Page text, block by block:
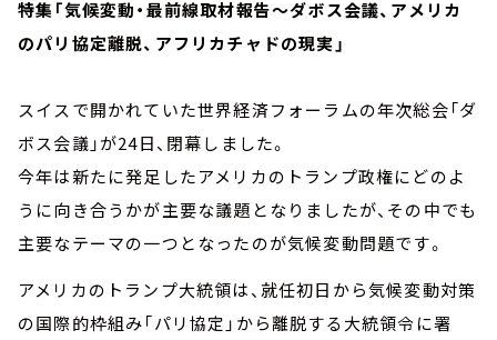
特集「気候変動・最前線取材報告～ダボス会議、アメリカ
のパリ協定離脱、アフリカチャドの現実」
スイスで開かれていた世界経済フォーラムの年次総会「ダ
ボス会議」が24日、閉幕しました。
今年は新たに発足したアメリカのトランプ政権にどのよ
うに向き合うかが主要な議題となりましたが、その中でも
主要なテーマの一つとなったのが気候変動問題です。
アメリカのトランプ大統領は、就任初日から気候変動対策
の国際的枠組み「パリ協定」から離脱する大統領令に署